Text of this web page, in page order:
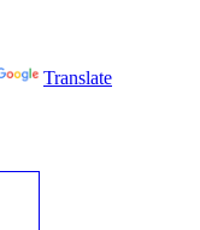
Translate